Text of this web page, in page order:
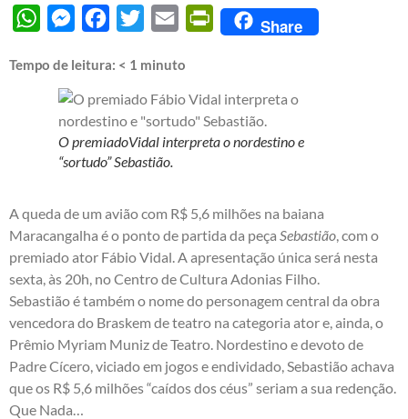
WhatsAppMessengerFacebook
Twitter Email PrintFriendly
Share
Tempo de leitura: < 1 minuto
O premiadoVidal interpreta o nordestino e
“sortudo” Sebastião.
A queda de um avião com R$ 5,6 milhões na baiana
Maracangalha é o ponto de partida da peça Sebastião , com o
premiado ator Fábio Vidal. A apresentação única será nesta
sexta, às 20h, no Centro de Cultura Adonias Filho.
Sebastião é também o nome do personagem central da obra
vencedora do Braskem de teatro na categoria ator e, ainda, o
Prêmio Myriam Muniz de Teatro. Nordestino e devoto de
Padre Cícero, viciado em jogos e endividado, Sebastião achava
que os R$ 5,6 milhões “caídos dos céus” seriam a sua redenção.
Que Nada…